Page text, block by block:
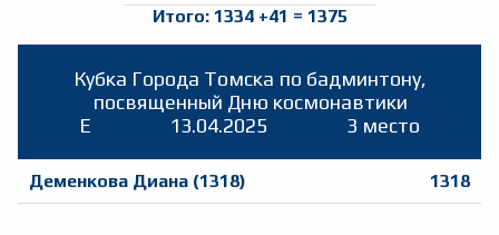
Итого: 1334 +41 = 1375
Кубка Города Томска по бадминтону,
посвященный Дню космонавтики
E
13.04.2025 3 место
Деменкова Диана (1318) 1318